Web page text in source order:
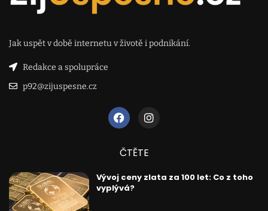
Jak uspět v době internetu v životě i podnikání.
Redakce a spolupráce
p92@zijuspesne.cz
ČTĚTE
Vývoj ceny zlata za 100 let: Co z toho
vyplývá?